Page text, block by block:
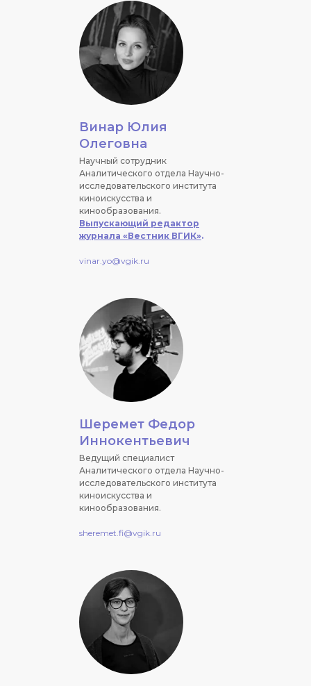
Винар Юлия
Олеговна
Научный сотрудник
Аналитического отдела Научно-
исследовательского института
киноискусства и
кинообразования.
Выпускающий редактор
журнала «Вестник ВГИК».
vinar.yo@vgik.ru
Шеремет Федор
Иннокентьевич
Ведущий специалист
Аналитического отдела Научно-
исследовательского института
киноискусства и
кинообразования.
sheremet.fi@vgik.ru